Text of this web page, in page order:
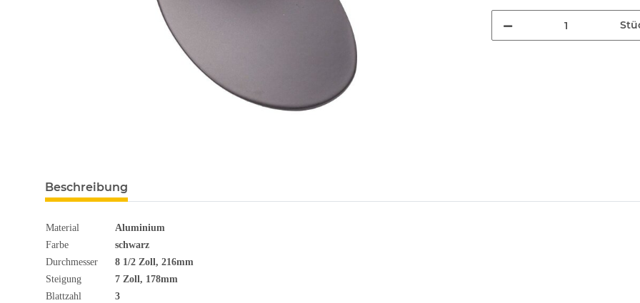
Beschreibung
Material
Aluminium
Farbe
schwarz
Durchmesser
8 1/2 Zoll, 216mm
Steigung
7 Zoll, 178mm
Blattzahl
3